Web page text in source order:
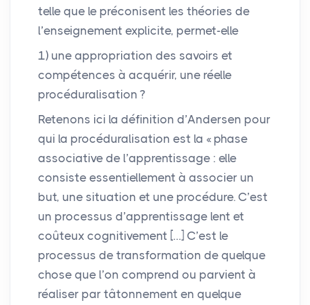
telle que le préconisent les théories de
l’enseignement explicite, permet-elle
1) une appropriation des savoirs et
compétences à acquérir, une réelle
procéduralisation ?
Retenons ici la définition d’Andersen pour
qui la procéduralisation est la « phase
associative de l’apprentissage : elle
consiste essentiellement à associer un
but, une situation et une procédure. C’est
un processus d’apprentissage lent et
coûteux cognitivement […] C’est le
processus de transformation de quelque
chose que l’on comprend ou parvient à
réaliser par tâtonnement en quelque